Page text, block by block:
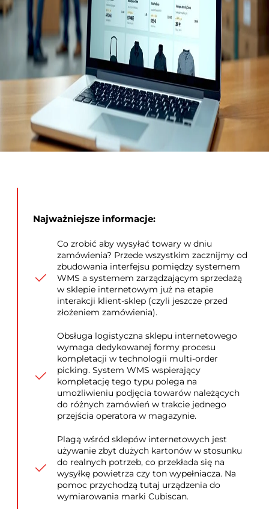
Najważniejsze informacje:
Co zrobić aby wysyłać towary w dniu
zamówienia? Przede wszystkim zacznijmy od
zbudowania interfejsu pomiędzy systemem
WMS a systemem zarządzającym sprzedażą
w sklepie internetowym już na etapie
interakcji klient-sklep (czyli jeszcze przed
złożeniem zamówienia).
Obsługa logistyczna sklepu internetowego
wymaga dedykowanej formy procesu
kompletacji w technologii multi-order
picking. System WMS wspierający
kompletację tego typu polega na
umożliwieniu podjęcia towarów należących
do różnych zamówień w trakcie jednego
przejścia operatora w magazynie.
Plagą wśród sklepów internetowych jest
używanie zbyt dużych kartonów w stosunku
do realnych potrzeb, co przekłada się na
wysyłkę powietrza czy ton wypełniacza. Na
pomoc przychodzą tutaj urządzenia do
wymiarowania marki Cubiscan.